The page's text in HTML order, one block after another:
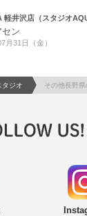
井沢店（スタジオ
ン
月31日（金）
ホーム
タジオ その他長野